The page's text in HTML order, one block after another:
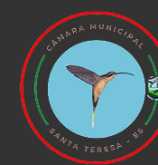
CONSULTAR